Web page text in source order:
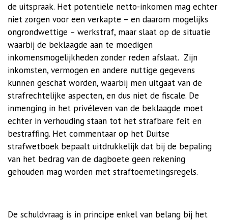
de uitspraak. Het potentiële netto-inkomen mag echter
niet zorgen voor een verkapte – en daarom mogelijks
ongrondwettige – werkstraf, maar slaat op de situatie
waarbij de beklaagde aan te moedigen
inkomensmogelijkheden zonder reden afslaat. Zijn
inkomsten, vermogen en andere nuttige gegevens
kunnen geschat worden, waarbij men uitgaat van de
strafrechtelijke aspecten, en dus niet de fiscale. De
inmenging in het privéleven van de beklaagde moet
echter in verhouding staan tot het strafbare feit en
bestraffing. Het commentaar op het Duitse
strafwetboek bepaalt uitdrukkelijk dat bij de bepaling
van het bedrag van de dagboete geen rekening
gehouden mag worden met straftoemetingsregels.
De schuldvraag is in principe enkel van belang bij het